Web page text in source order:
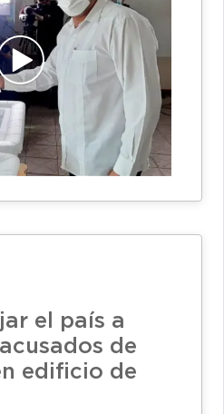
el país a
de
edificio de